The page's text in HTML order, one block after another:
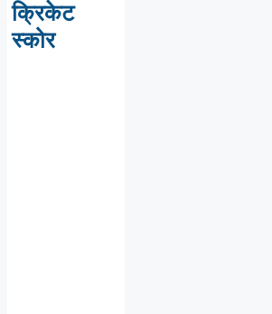
क्रिकेट
स्कोर